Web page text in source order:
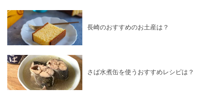
長崎のおすすめのお土産は？
さば水煮缶を使うおすすめレシピは？